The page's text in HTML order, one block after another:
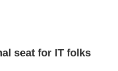
seat for IT folks